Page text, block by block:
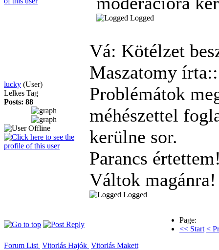
Logged
lucky (User)
Lelkes Tag
Posts: 88
Vá: Kötélzet
Maszatomy írta::
Problémátok
méhészettel
kerülne sor.
Parancs
Váltok
Logged
Page:
<< Start <
Forum List Vitorlás Hajók Vitorlás Makett